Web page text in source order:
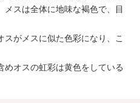
メスは全体に地味な褐色で、目
がメスに似た色彩になり、こ
めオスの虹彩は黄色をしている